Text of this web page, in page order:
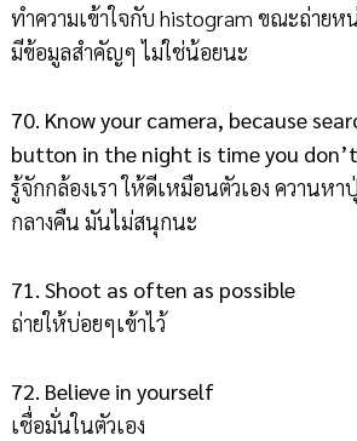
ทำความเข้าใจกับ histogram ขณะถ่ายห
มีข้อมูลสำคัญๆ ไม่ใช่น้อยนะ
70. Know your camera, because
button in the night is time you
รู้จักกล้องเรา ให้ดีเหมือนตัวเอง ควานห
กลางคืน มันไม่สนุกนะ
71. Shoot as often as possible
ถ่ายให้บ่อยๆเข้าไว้
72. Believe in yourself
เชื่อมั่นในตัวเอง